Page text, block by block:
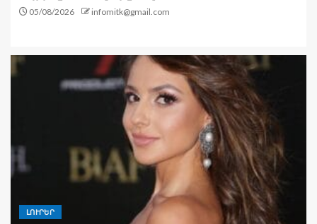
05/08/2026 infomitk@gmail.com
ԼՈՒՐԵՐ